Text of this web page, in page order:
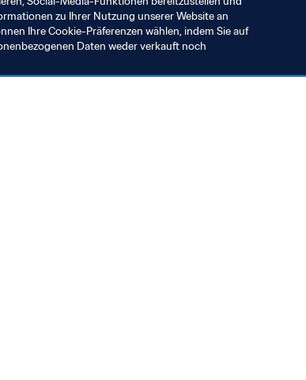
zu Ihrer Nutzung unserer Website an
Ihre Cookie-Präferenzen wählen, indem Sie auf
Daten weder verkauft noch